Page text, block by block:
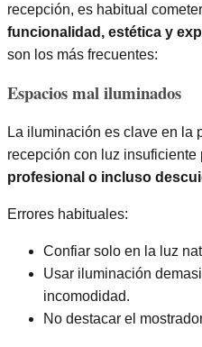
recepción, es habitual
funcionalidad, estética y
son los más frecuentes:
Espacios mal iluminados
La iluminación es clave en la
recepción con luz insuficiente
profesional o incluso
Errores habituales:
Confiar solo en la luz
Usar iluminación
incomodidad.
No destacar el